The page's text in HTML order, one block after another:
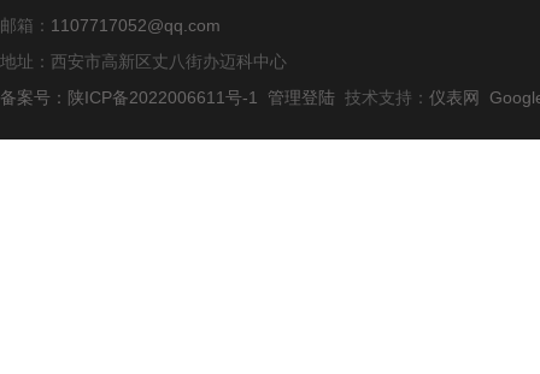
邮箱： 1107717052@qq.com
地址：西安市高新区丈八街办迈科中心
备案号：陕ICP备2022006611号-1
管理登陆 技术支持： 仪表网